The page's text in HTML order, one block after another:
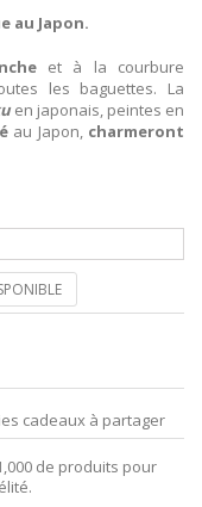
au Japon.
et à la courbure
les baguettes. La
en japonais, peintes en
au Japon, charmeront
cadeaux à partager
de produits pour